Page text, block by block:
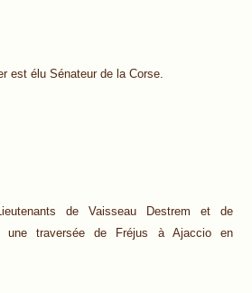
est élu Sénateur de la Corse.
de Vaisseau Destrem et de
une traversée de Fréjus à Ajaccio en